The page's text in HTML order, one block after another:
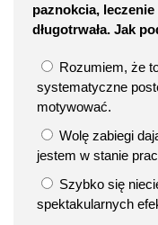
paznokcia,
długotrwała. Jak
Rozumiem, że
systematyczne
motywować.
Wolę zabiegi
jestem w stanie
Szybko się
spektakularnych